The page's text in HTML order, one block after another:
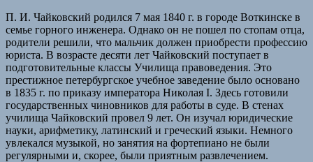
П. И. Чайковский родился 7 мая 1840 г. в городе Воткинске в
семье горного инженера. Однако он не пошел по стопам отца,
родители решили, что мальчик должен приобрести профессию
юриста. В возрасте десяти лет Чайковский поступает в
подготовительные классы Училища правоведения. Это
престижное петербургское учебное заведение было основано
в 1835 г. по приказу императора Николая I. Здесь готовили
государственных чиновников для работы в суде. В стенах
училища Чайковский провел 9 лет. Он изучал юридические
науки, арифметику, латинский и греческий языки. Немного
увлекался музыкой, но занятия на фортепиано не были
регулярными и, скорее, были приятным развлечением.